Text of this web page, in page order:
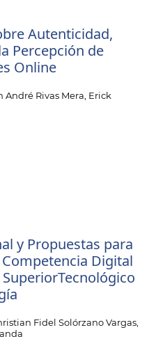
Autenticidad,
Percepción de
Online
André Rivas Mera, Erick
y Propuestas para
Digital
Fidel Solórzano Vargas,